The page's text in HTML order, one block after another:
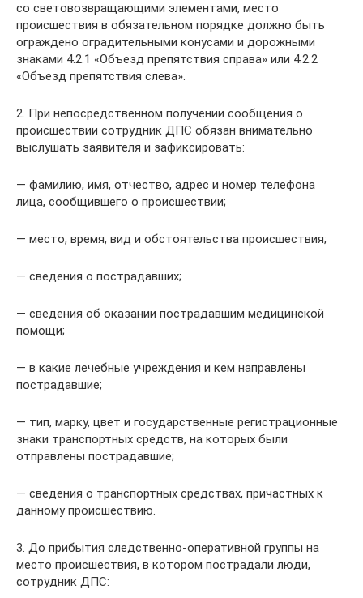
со световозвращающими элементами, место
происшествия в обязательном порядке должно быть
ограждено оградительными конусами и дорожными
знаками 4.2.1 «Объезд препятствия справа» или 4.2.2
«Объезд препятствия слева».
2. При непосредственном получении сообщения о
происшествии сотрудник ДПС обязан внимательно
выслушать заявителя и зафиксировать:
— фамилию, имя, отчество, адрес и номер телефона
лица, сообщившего о происшествии;
— место, время, вид и обстоятельства происшествия;
— сведения о пострадавших;
— сведения об оказании пострадавшим медицинской
помощи;
— в какие лечебные учреждения и кем направлены
пострадавшие;
— тип, марку, цвет и государственные регистрационные
знаки транспортных средств, на которых были
отправлены пострадавшие;
— сведения о транспортных средствах, причастных к
данному происшествию.
3. До прибытия следственно-оперативной группы на
место происшествия, в котором пострадали люди,
сотрудник ДПС: